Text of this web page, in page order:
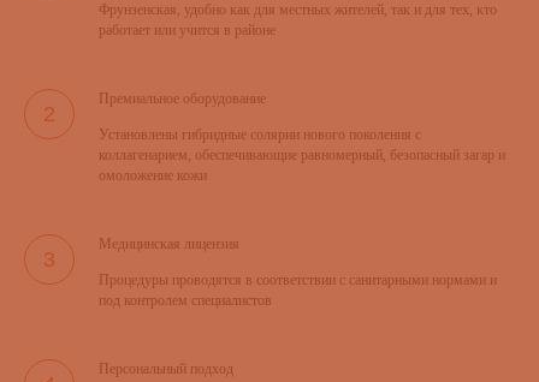
Фрунзенская, удобно как для местных жителей, так и для тех, кто
работает или учится в районе
Премиальное оборудование
Установлены гибридные солярии нового поколения с
коллагенарием, обеспечивающие равномерный, безопасный загар и
омоложение кожи
Медицинская лицензия
Процедуры проводятся в соответствии с санитарными нормами и
под контролем специалистов
Персональный подход